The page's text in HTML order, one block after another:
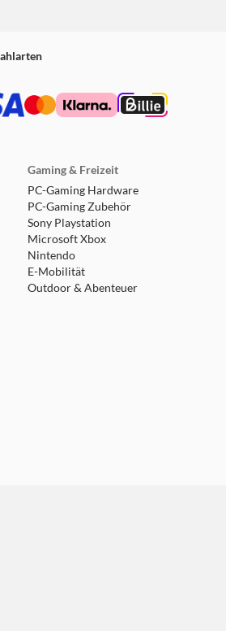
Gaming & Freizeit
PC-Gaming Hardware
PC-Gaming Zubehör
Sony Playstation
Microsoft Xbox
Nintendo
E-Mobilität
Outdoor & Abenteuer